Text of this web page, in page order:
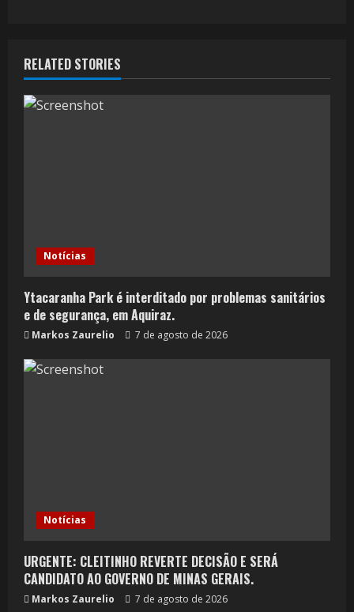
RELATED STORIES
Notícias
Ytacaranha Park é interditado por problemas sanitários
e de segurança, em Aquiraz.
Markos Zaurelio 7 de agosto de 2026
Notícias
URGENTE: CLEITINHO REVERTE DECISÃO E SERÁ
CANDIDATO AO GOVERNO DE MINAS GERAIS.
Markos Zaurelio 7 de agosto de 2026